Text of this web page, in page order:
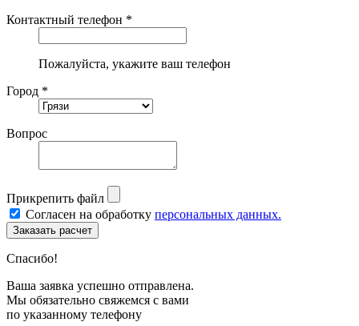
Контактный телефон *
Пожалуйста, укажите ваш телефон
Город *
Вопрос
Прикрепить файл
Согласен на обработку персональных данных.
Спасибо!
Ваша заявка успешно отправлена.
Мы обязательно свяжемся с вами
по указанному телефону